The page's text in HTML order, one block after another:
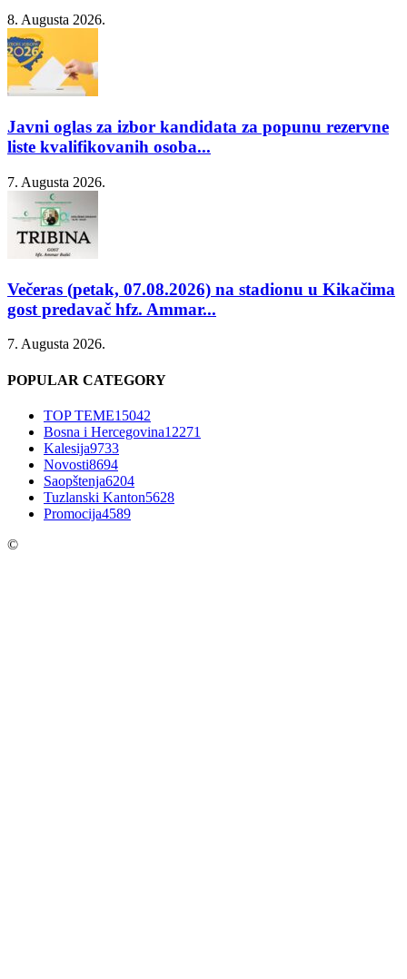
8. Augusta 2026.
Javni oglas za izbor kandidata za popunu rezervne
liste kvalifikovanih osoba...
7. Augusta 2026.
Večeras (petak, 07.08.2026) na stadionu u Kikačima
gost predavač hfz. Ammar...
7. Augusta 2026.
POPULAR CATEGORY
TOP TEME15042
Bosna i Hercegovina12271
Kalesija9733
Novosti8694
Saopštenja6204
Tuzlanski Kanton5628
Promocija4589
©